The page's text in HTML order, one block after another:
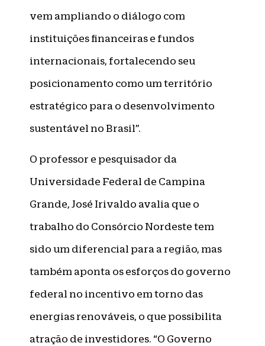
vem ampliando o diálogo com
instituições financeiras e fundos
internacionais, fortalecendo seu
posicionamento como um território
estratégico para o desenvolvimento
sustentável no Brasil”.
O professor e pesquisador da
Universidade Federal de Campina
Grande, José Irivaldo avalia que o
trabalho do Consórcio Nordeste tem
sido um diferencial para a região, mas
também aponta os esforços do governo
federal no incentivo em torno das
energias renováveis, o que possibilita
atração de investidores. “O Governo